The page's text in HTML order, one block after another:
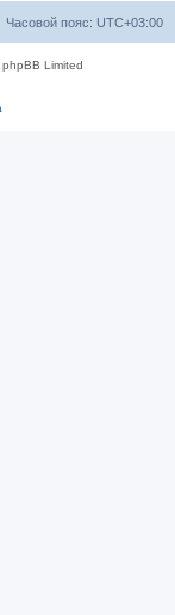
Часовой пояс: UTC+03:00
Limited